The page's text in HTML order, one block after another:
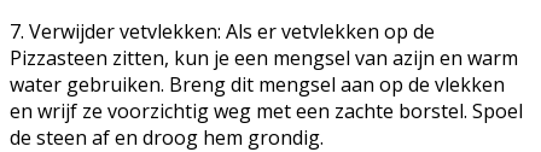
7. Verwijder vetvlekken: Als er vetvlekken op de
Pizzasteen zitten, kun je een mengsel van azijn en warm
water gebruiken. Breng dit mengsel aan op de vlekken
en wrijf ze voorzichtig weg met een zachte borstel. Spoel
de steen af en droog hem grondig.